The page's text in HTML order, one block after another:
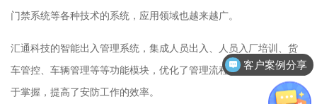
门禁系统等各种技术的系统，应用领域也越来越广。
汇通科技的智能出入管理系统 ，集成人员出入、人员 入厂培训、货
车管控、车辆管理等等功能模块，优化了管理流程，操作简便，易
于掌握，提高了安防工作的效率。
客户案例分享